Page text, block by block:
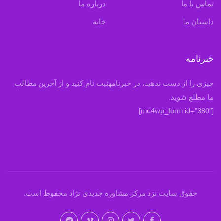
تماس با ما درباره ما
داستان ما خانه
خبرنامه
چیزی را از دست ندهید، در خبرنامهثبت نام کنید و از آخرین مطالب
ما مطلع شوید.
[mc4wp_form id=”380″]
حقوق سایت نزد مرکز مشاوره جدیدی نژاد محفوظ است.